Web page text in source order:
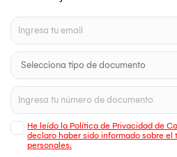
He leído la Política de Privacidad de
declaro haber sido informado sobre el
personales.